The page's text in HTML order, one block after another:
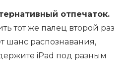
отпечаток.
тот же палец второй раз
шанс распознавания,
iPad под разным